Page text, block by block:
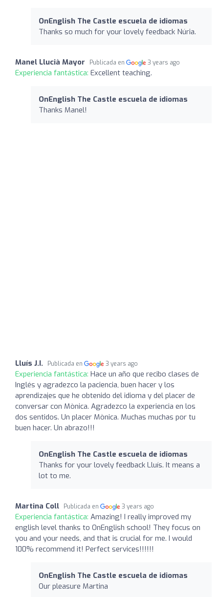
OnEnglish The Castle escuela de idiomas
Thanks so much for your lovely feedback Núria.
Manel Llucià Mayor Publicada en 3 years ago
Experiencia fantástica: Excellent teaching.
OnEnglish The Castle escuela de idiomas
Thanks Manel!
Lluís J.I. Publicada en 3 years ago
Experiencia fantástica: Hace un año que recibo clases de
Inglés y agradezco la paciencia, buen hacer y los
aprendizajes que he obtenido del idioma y del placer de
conversar con Mònica. Agradezco la experiencia en los
dos sentidos. Un placer Mònica. Muchas muchas por tu
buen hacer. Un abrazo!!!
OnEnglish The Castle escuela de idiomas
Thanks for your lovely feedback Lluís. It means a
lot to me.
Martina Coll Publicada en 3 years ago
Experiencia fantástica: Amazing! I really improved my
english level thanks to OnEnglish school! They focus on
you and your needs, and that is crucial for me. I would
100% recommend it! Perfect services!!!!!!
OnEnglish The Castle escuela de idiomas
Our pleasure Martina